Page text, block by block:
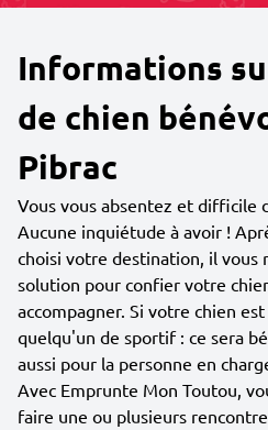
Informations
de chien
Pibrac
Vous vous absentez et difficile
Aucune inquiétude à avoir !
choisi votre destination, il vous
solution pour confier votre
accompagner. Si votre chien
quelqu'un de sportif : ce sera
aussi pour la personne en
Avec Emprunte Mon Toutou,
faire une ou plusieurs